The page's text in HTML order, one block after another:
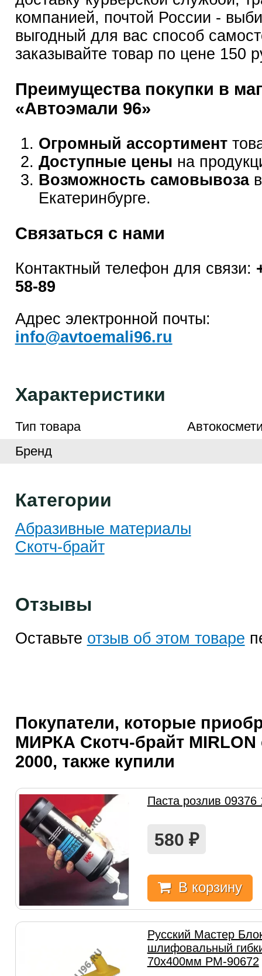
компанией, почтой России -
выгодный для вас способ
заказывайте товар по цене 150
Преимущества покупки в
«Автоэмали 96»
Огромный ассортимент
Доступные цены на
Возможность самовывозав
Екатеринбурге.
Связаться с нами
Контактный телефон для связи:
58-89
Адрес электронной почты:
info@avtoemali96.ru
Характеристики
Тип товара
Бренд
Категории
Абразивные материалы
Скотч-брайт
Отзывы
Оставьте отзыв об этом товаре
Покупатели, которые
МИРКА Скотч-брайт
2000, также купили
Паста розлив 09376
580 ₽
В корзину
Русский Мастер
шлифовальный
70х400мм РМ-90672